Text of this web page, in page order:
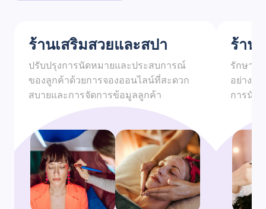
ร้านเสริมสวยและสปา
ปรับปรุงการนัดหมายและประสบการณ์
ของลูกค้าด้วยการจองออนไลน์ที่สะดวก
สบายและการจัดการข้อมูลลูกค้า
ร้าน
รักษาบั
อย่างมี
การนัด